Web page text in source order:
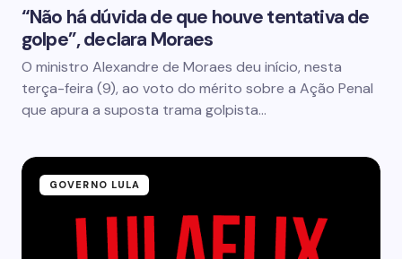
“Não há dúvida de que houve tentativa de
golpe”, declara Moraes
O ministro Alexandre de Moraes deu início, nesta
terça-feira (9), ao voto do mérito sobre a Ação Penal
que apura a suposta trama golpista…
GOVERNO LULA